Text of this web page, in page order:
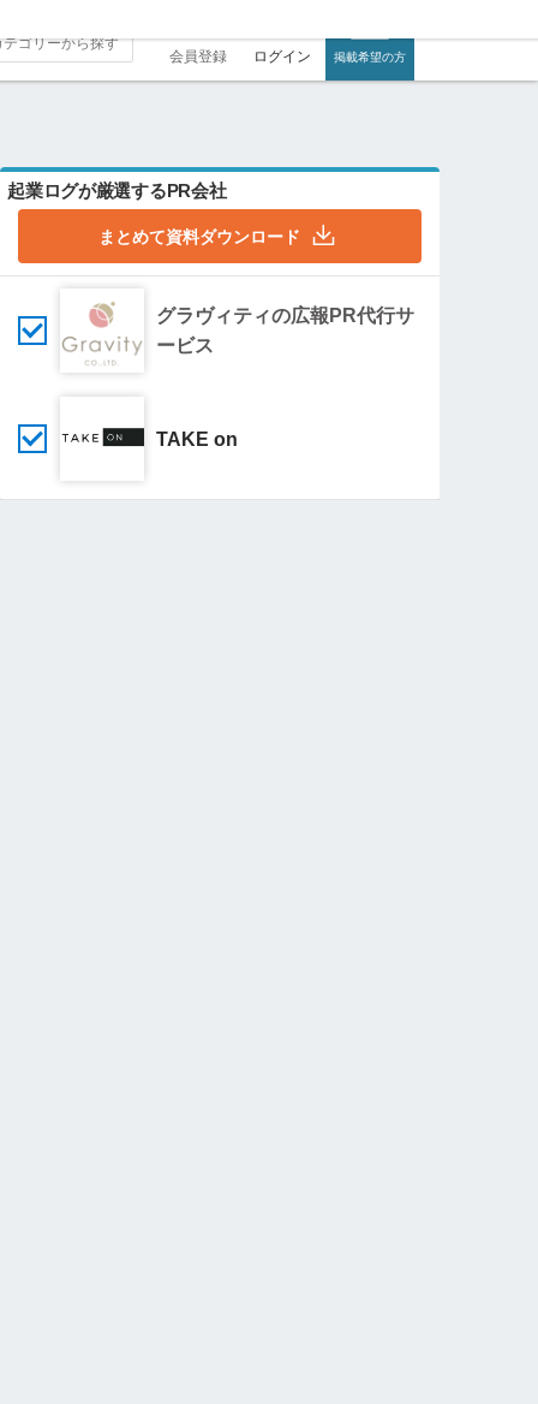
会員登録 ログイン 掲載希望の方
起業ログが厳選するPR会社
まとめて資料ダウンロード
グラヴィティの広報PR代行サ
ービス
TAKE on